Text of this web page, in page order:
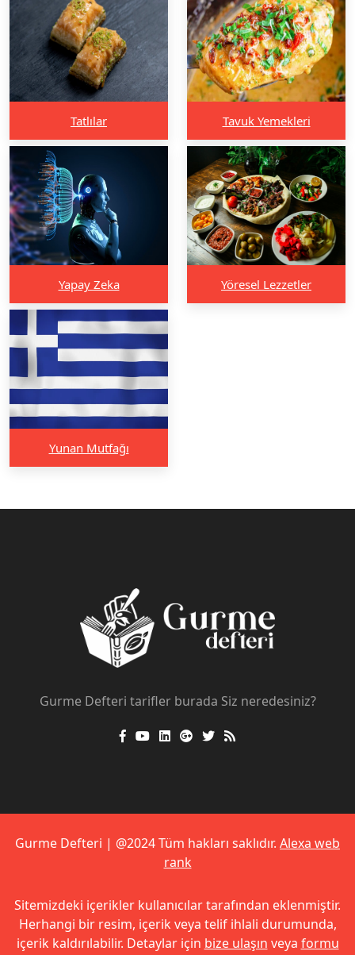
Tatlılar Tavuk Yemekleri
Yapay Zeka Yöresel Lezzetler
Yunan Mutfağı
Gurme Defteri tarifler burada Siz neredesiniz?
Gurme Defteri | @2024 Tüm hakları saklıdır. Alexa web
rank
Sitemizdeki içerikler kullanıcılar tarafından eklenmiştir.
Herhangi bir resim, içerik veya telif ihlali durumunda,
içerik kaldırılabilir. Detaylar için bize ulaşın veya formu